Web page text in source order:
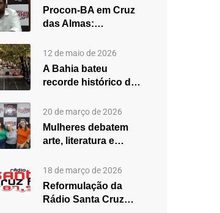
Procon-BA em Cruz
das Almas:
fortalecimento do
atendimento…
12 de maio de 2026
A Bahia bateu
recorde histórico de
2025,…
20 de março de 2026
Mulheres debatem
arte, literatura e
edição especial do…
18 de março de 2026
Reformulação da
Rádio Santa Cruz